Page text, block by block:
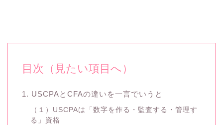
目次（見たい項目へ）
1. USCPAとCFAの違いを一言でいうと
（１）USCPAは「数字を作る・監査する・管理す
る」資格